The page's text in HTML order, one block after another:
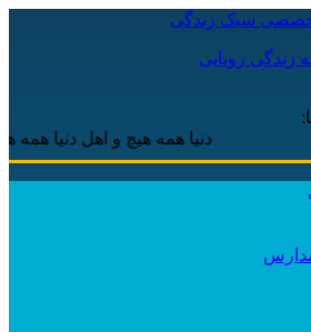
رویایی
دنیا همه هیچ و اهل دنیا همه هیچ ،